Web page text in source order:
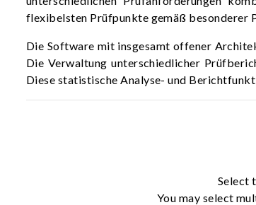
flexibelsten Prüfpunkte gemäß besonderer
Die Software mit insgesamt offener
Die Verwaltung unterschiedlicher
Diese statistische Analyse- und
Select
You may select